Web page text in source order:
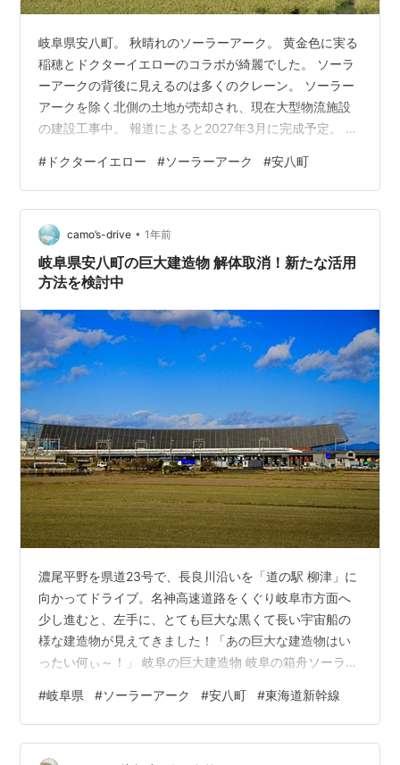
岐阜県安八町。 秋晴れのソーラーアーク。 黄金色に実る
稲穂とドクターイエローのコラボが綺麗でした。 ソーラ
ーアークの背後に見えるのは多くのクレーン。 ソーラー
アークを除く北側の土地が売却され、現在大型物流施設
の建設工事中。 報道によると2027年3月に完成予定。 現
めに撮影しておきましょう。 工事が進むと背後に4階の
建物が立ちます。 https://jr-
central.co.jp/news/release/_pdf/000044703.pdf （JR
東海のプレスリリース） 10月16日にJR東海から東海道新
幹線の新しい営業車検測技術の発表が…
# ドクターイエロー #ソーラーアーク #安八町
camo’s-drive • 1年前
岐阜県安八町の巨大建造物 解体取消！新たな活用
方法を検討中
濃尾平野を県道23号で、長良川沿いを「道の駅 柳津」に
向かってドライブ。名神高速道路をくぐり岐阜市方面へ
少し進むと、左手に、とても巨大な黒くて長い宇宙船の
様な建造物が見えてきました！「あの巨大な建造物はい
ったい何ぃ～！」 岐阜の巨大建造物 岐阜の箱舟ソーラー
最大級の大型物流倉庫」の建設が決定！ ソーラーアーク
の「解体取消」活用方法検討中！ 岐阜の巨大建造物 ソー
ラーアークと東海道新幹線｜参考画像 調べてみたとこ
#岐阜県 #ソーラーアーク #安八町 #東海道新幹線